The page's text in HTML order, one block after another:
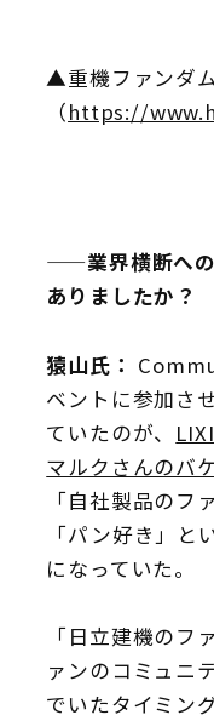
▲重機ファンダ
（https://
——業界横断へ
ありましたか？
猿山氏：
ベントに参加さ
ていたのが、
マルクさんのバ
「自社製品のフ
「パン好き」と
になっていた。
「日立建機のフ
ァンのコミュニ
でいたタイミン